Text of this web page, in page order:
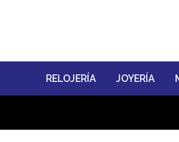
RELOJERÍA JOYERÍA